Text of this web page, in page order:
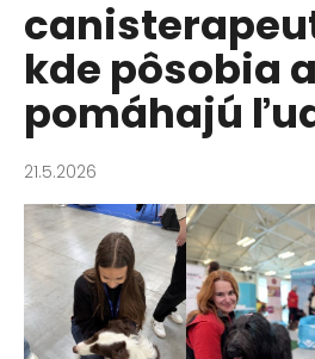
kde pôsobia
pomáhajú
21.5.2026
p
o
t
r
e
b
u
j
e
t
e